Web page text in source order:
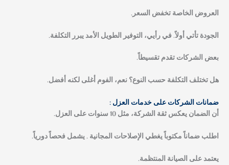
العروض الخاصة تخفض السعر.
الجودة تأتي أولاً. في رأيي، التوفير الطويل الأمد يبرر التكلفة.
بعض الشركات تقدم تقسيطاً.
هل تختلف التكلفة حسب النوع؟نعم، الفوم أغلى لكنه أفضل.
ضمانات الشركات على خدمات العزل :
أن الضمان يعكس ثقة الشركة، مثل 10 سنوات على العزل.
اطلب ضماناً مكتوباً يغطي الإصلاحات المجانية . يشمل فحصاً دورياً.
يعتمد على الصيانة المنتظمة.